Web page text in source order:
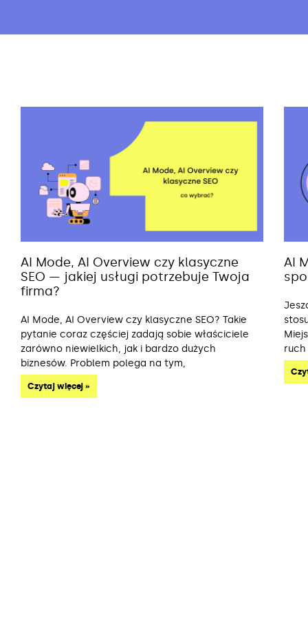
AI Mode, AI Overview czy klasyczne
SEO — jakiej usługi potrzebuje Twoja
firma?
AI Mode, AI Overview czy klasyczne SEO? Takie
pytanie coraz częściej zadają sobie właściciele
zarówno niewielkich, jak i bardzo dużych
biznesów. Problem polega na tym,
Czytaj więcej »
AI
ruch